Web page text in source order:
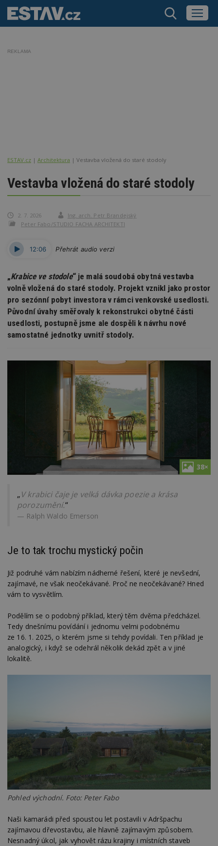
REKLAMA
ESTAV.cz Architektura Vestavba vložená do staré stodoly
Vestavba vložená do staré stodoly
2. 7. 2026
Ing. arch. Petr Brandejský
Peter Fabo/STUDIO FACHA ARCHITEKTI
12:06 Přehrát audio verzi
„Krabice ve stodole“ je malá soudobá obytná vestavba
volně vložená do staré stodoly. Projekt vznikl jako prostor
pro sezónní pobyt investora v rámci venkovské usedlosti.
Původní úvahy směřovaly k rekonstrukci obytné části
usedlosti, postupně jsme ale dospěli k návrhu nové
samostatné jednotky uvnitř stodoly.
38×
„V krabici čaje je velká dávka poezie a krása
porozumění.“
Ralph Waldo Emerson
Je to tak trochu mystický počin
Již podruhé vám nabízím nádherné řešení, které je nevšední,
zajímavé, ne však neočekávané. Proč ne neočekávané? Hned
vám to vysvětlím.
Podělím se o podobný příklad, který těm dvěma předcházel.
Tedy dnešnímu povídání i jednomu velmi podobnému
ze 16. 1. 2025, o kterém jsme si tehdy povídali. Ten příklad je
analogický, i když se odehrál několik dekád zpět a v jiné
lokalitě.
Pohled východní. Foto: Peter Fabo
Naši kamarádi před spoustou let postavili v Adršpachu
zajímavou dřevostavbu, ale hlavně zajímavým způsobem.
Nesnadný úkol, jak vyhovět rázu krajiny i místních staveb